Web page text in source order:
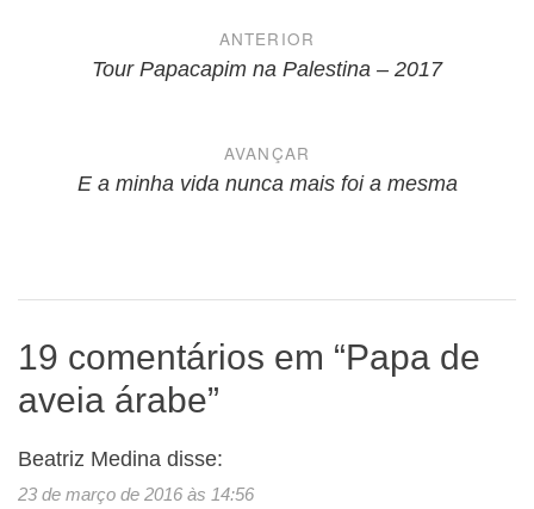
NavegaçãoANTERIOR
Tour Papacapim na Palestina – 2017
AVANÇAR
E a minha vida nunca mais foi a mesma
19 comentários em “Papa de
aveia árabe”
Beatriz Medina disse:
23 de março de 2016 às 14:56